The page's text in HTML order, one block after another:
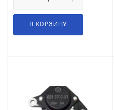
В КОРЗИНУ